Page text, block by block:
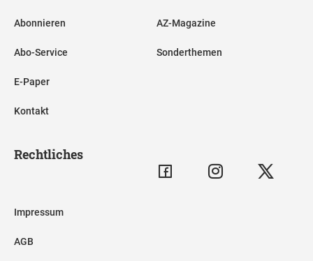
Abonnieren
Abo-Service
E-Paper
Kontakt
AZ-Magazine
Sonderthemen
Rechtliches
Impressum
AGB